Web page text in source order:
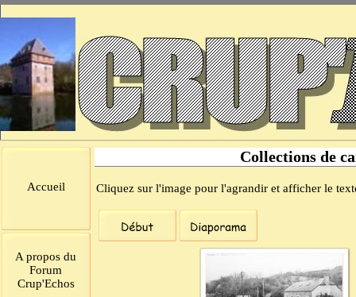
Accueil
A propos du
Forum
Crup'Echos
Collections de
Cliquez sur l'image pour l'agrandir et afficher le